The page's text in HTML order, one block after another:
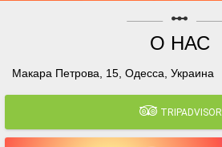
linear_scale
О НАС
Макара Петрова, 15, Одесса, Украина
TRIPADVISOR